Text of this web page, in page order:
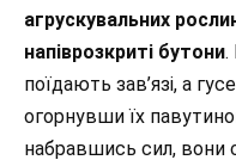
агрускувальних
напіврозкриті бутони.
поїдають зав’язі, а
огорнувши їх
набравшись сил, вони